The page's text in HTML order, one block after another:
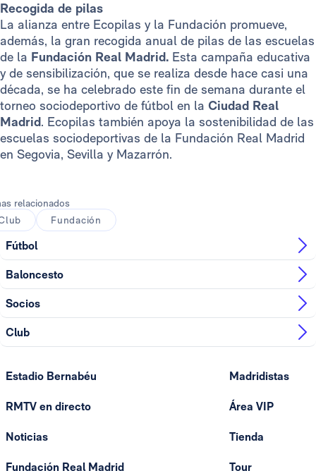
Recogida de pilas
La alianza entre Ecopilas y la Fundación promueve,
además, la gran recogida anual de pilas de las escuelas
de la Fundación Real Madrid. Esta campaña educativa
y de sensibilización, que se realiza desde hace casi una
década, se ha celebrado este fin de semana durante el
torneo sociodeportivo de fútbol en la Ciudad Real
Madrid. Ecopilas también apoya la sostenibilidad de las
escuelas sociodeportivas de la Fundación Real Madrid
en Segovia, Sevilla y Mazarrón.
relacionados
Fundación
Fútbol
Baloncesto
Socios
Club
Estadio Bernabéu
RMTV en directo
Noticias
Fundación Real Madrid
Madridistas
Área VIP
Tienda
Tour